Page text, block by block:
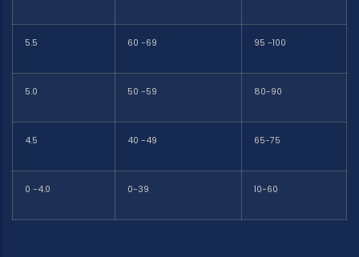
5.5 60 -69 95 -100
5.0 50 -59 80-90
4.5 40 -49 65-75
0 -4.0 0-39 10-60